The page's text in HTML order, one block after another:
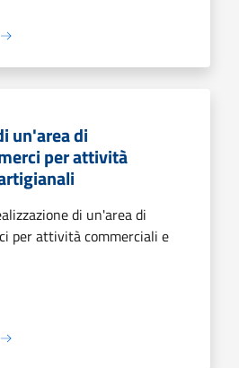
un'area di
per attività
di un'area di
per attività commerciali e